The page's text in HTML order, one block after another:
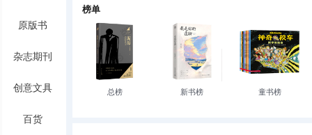
原版书
杂志期刊
创意文具
百货
榜单
总榜 新书榜 童书榜